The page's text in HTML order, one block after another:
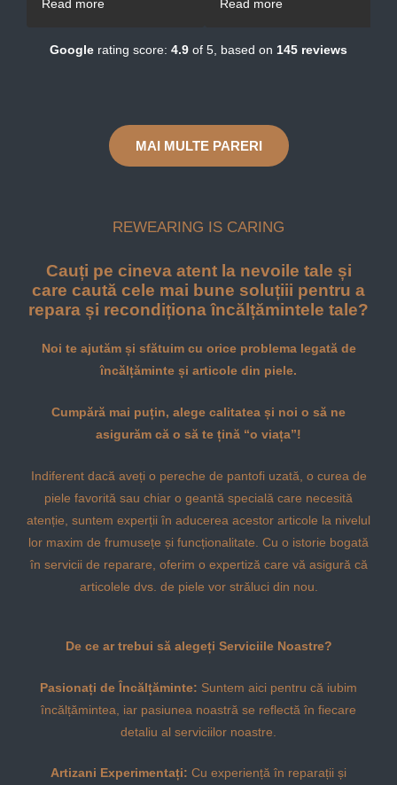
o treaba de calitate din
Read more
mi-au fost gata. Ownerul
Read more
Google rating score: 4.9 of 5, based on 145 reviews
MAI MULTE PARERI
REWEARING IS CARING
Cauți pe cineva atent la nevoile tale și
care caută cele mai bune soluțiii pentru a
repara și recondiționa încălțămintele tale?
Noi te ajutăm și sfătuim cu orice problema legată de
încălțăminte și articole din piele.
Cumpără mai puțin, alege calitatea și noi o să ne
asigurăm că o să te țină “o viața”!
Indiferent dacă aveți o pereche de pantofi uzată, o curea de
piele favorită sau chiar o geantă specială care necesită
atenție, suntem experții în aducerea acestor articole la nivelul
lor maxim de frumusețe și funcționalitate. Cu o istorie bogată
în servicii de reparare, oferim o expertiză care vă asigură că
articolele dvs. de piele vor străluci din nou.
De ce ar trebui să alegeți Serviciile Noastre?
Pasionați de Încălțăminte: Suntem aici pentru că iubim
încălțămintea, iar pasiunea noastră se reflectă în fiecare
detaliu al serviciilor noastre.
Artizani Experimentați: Cu experiență în reparații și